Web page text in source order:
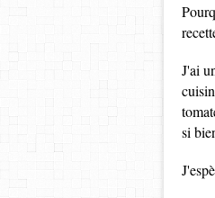
J'ai
si